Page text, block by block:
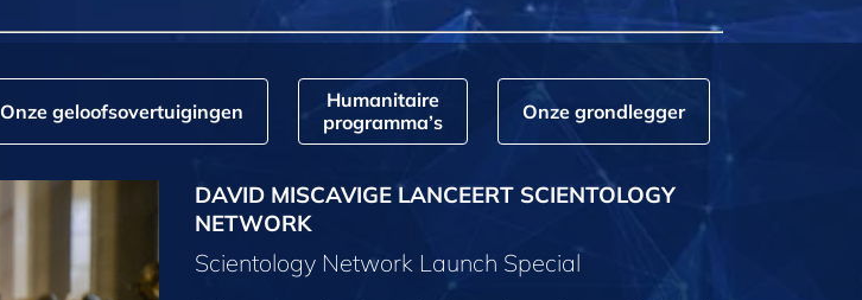
Onze geloofs­overtuigingen
Humanitaire
programma’s
Onze grondlegger
DAVID MISCAVIGE LANCEERT SCIENTOLOGY
NETWORK
Scientology Network Launch Special